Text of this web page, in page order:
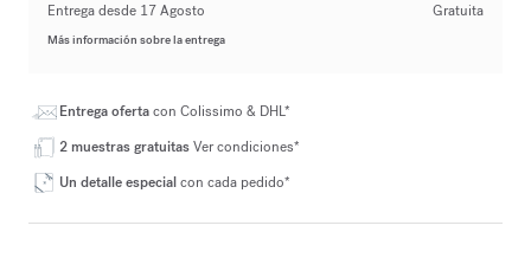
Entrega desde 17 Agosto Gratuita
Más información sobre la entrega
Entrega ofertacon Colissimo & DHL*
2 muestras gratuitasVer condiciones*
Un detalle especialcon cada pedido*